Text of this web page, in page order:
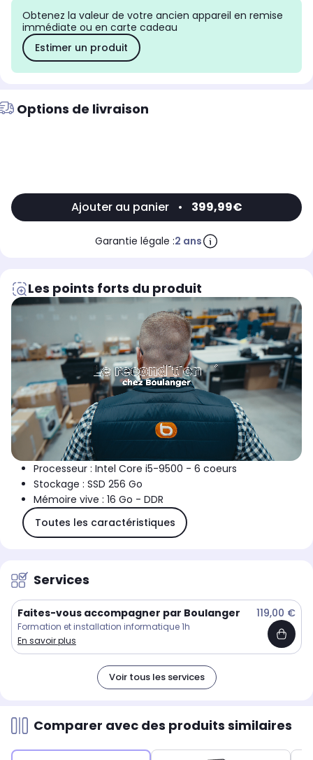
Obtenez la valeur de votre ancien appareil en remise
immédiate ou en carte cadeau
Estimer un produit
Options de livraison
Ajouter au panier • 399,99€
Garantie légale :2 ans
Les points forts du produit
Processeur : Intel Core i5-9500 - 6 coeurs
Stockage : SSD 256 Go
Mémoire vive : 16 Go - DDR
Toutes les caractéristiques
Services
Faites-vous accompagner par Boulanger 119,00 €
Formation et installation informatique 1h
En savoir plus
Voir tous les services
Comparer avec des produits similaires